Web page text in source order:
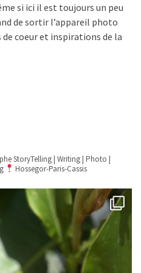
si ici il est toujours un peu
de sortir l’appareil photo
coeur et inspirations de la
StoryTelling | Writing | Photo |
Hossegor-Paris-Cassis